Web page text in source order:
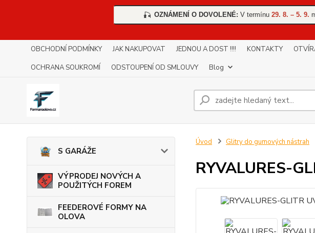
🎣 OZNÁMENÍ O DOVOLENÉ: V termínu 29. 8. – 5. 9.
OBCHODNÍ PODMÍNKY JAK NAKUPOVAT JEDNOU A DOST !!!! KONTAKTY
OCHRANA SOUKROMÍ
ODSTOUPENÍ OD SMLOUVY Blog
S GARÁŽE
VÝPRODEJ NOVÝCH A
POUŽITÝCH FOREM
FEEDEROVÉ FORMY NA
OLOVA
Úvod Glitry do gumových nástrah
RYVALURES-